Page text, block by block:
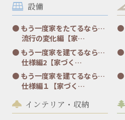
設備
もう一度家をたてるなら…
流行の変化編【家…
もう一度家を建てるなら…
仕様編2【家づく…
もう一度家を建てるなら…
仕様編１【家づく…
インテリア・収納